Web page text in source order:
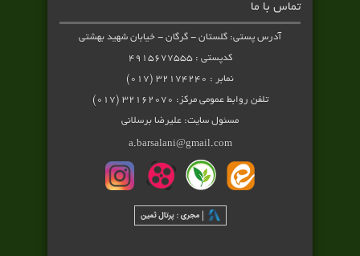
تماس با ما
آدرس پستی: گلستان - گرگان - خیابان شهید بهشتی
کدپستی : ۴۹۱۵۶۷۷۵۵۵
نمابر : ۳۲۱۷۴۲۴۰ (۰۱۷)
تلفن روابط عمومی مرکز: ۳۲۱۶۲۰۷۰ (۰۱۷)
مسئول سایت: علیرضا برسلانی
a.barsalani@gmail.com